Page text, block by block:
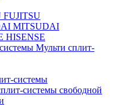
FUJITSU
MITSUDAI
HISENSE
Мульти сплит-
системы